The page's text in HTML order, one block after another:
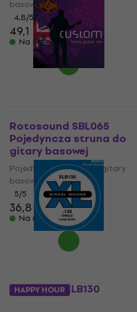
basowej
4,8/5
49,1 zł
Na magazynie
Rotosound SBL065
Pojedyncza struna do
gitary basowej
Pojedyncza struna do gitary
basowej
5/5
36,8 zł
Na magazynie
D'Addario XLB130
Pojedyncza struna do
HAPPY HOUR